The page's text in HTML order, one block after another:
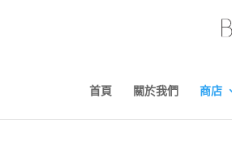
首頁 關於我們 商店